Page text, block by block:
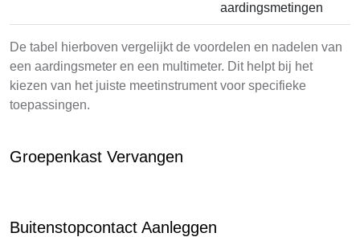
aardingsmetingen
De tabel hierboven vergelijkt de voordelen en nadelen van
een aardingsmeter en een multimeter. Dit helpt bij het
kiezen van het juiste meetinstrument voor specifieke
toepassingen.
Groepenkast Vervangen
Buitenstopcontact Aanleggen